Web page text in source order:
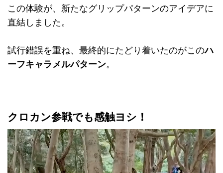
この体験が、新たなグリップパターンのアイデアに
直結しました。
試行錯誤を重ね、最終的にたどり着いたのがこのハ
ーフキャラメルパターン。
クロカン参戦でも感触ヨシ！